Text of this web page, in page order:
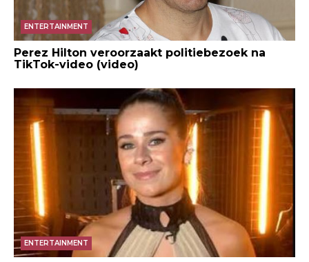
ENTERTAINMENT
Perez Hilton veroorzaakt politiebezoek na
TikTok-video (video)
ENTERTAINMENT